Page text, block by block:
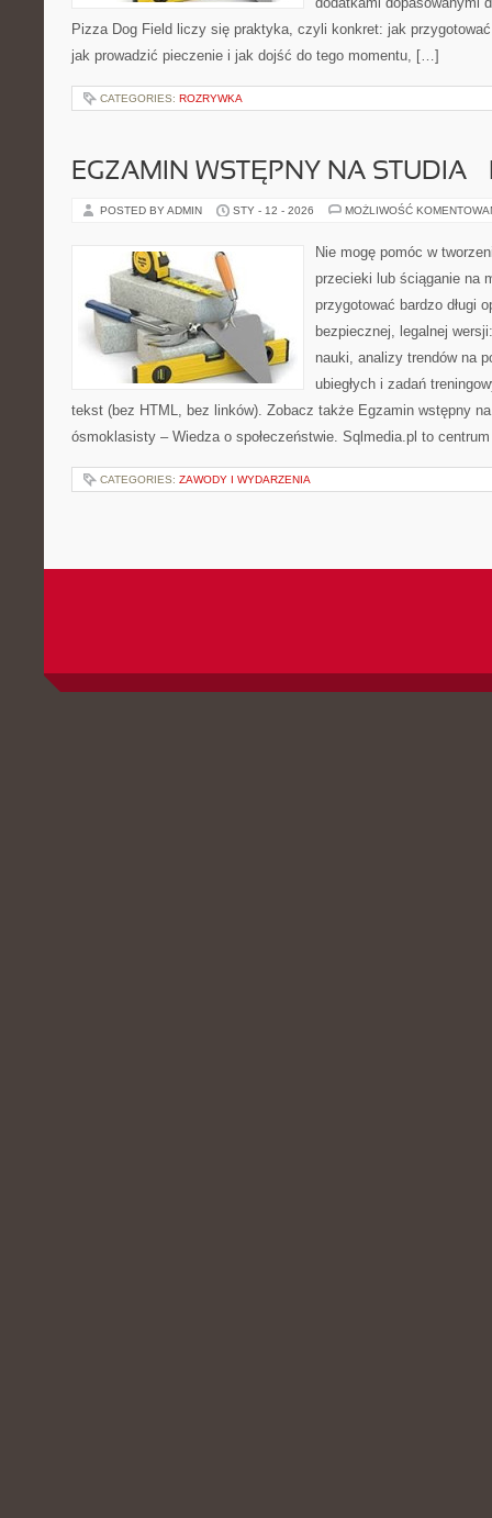
Pizza Dog Field liczy się praktyka, czyli konkret: jak
jak prowadzić pieczenie i jak dojść do tego momentu, […]
CATEGORIES: ROZRYWKA
EGZAMIN WSTĘPNY NA STUDIA
POSTED BY ADMIN STY - 12 - 2026 MOŻLIWOŚĆ
Nie mogę pomóc w
przecieki lub ściąganie na
przygotować bardzo długi
bezpiecznej, legalnej
nauki, analizy trendów na
ubiegłych i zadań
tekst (bez HTML, bez linków). Zobacz także Egzamin wstępny
ósmoklasisty – Wiedza o społeczeństwie. Sqlmedia.pl to
CATEGORIES: ZAWODY I WYDARZENIA